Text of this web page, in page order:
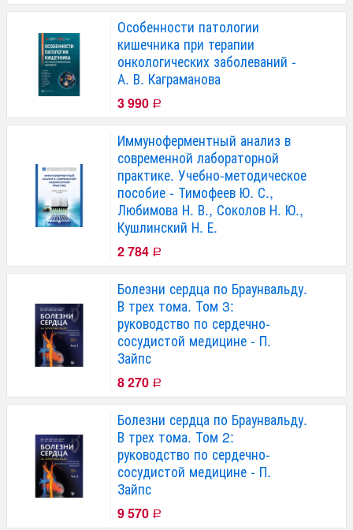
Особенности патологии
кишечника при терапии
онкологических заболеваний -
А. В. Каграманова
3 990 Р
Иммуноферментный анализ в
современной лабораторной
практике. Учебно-методическое
пособие - Тимофеев Ю. С.,
Любимова Н. В., Соколов Н. Ю.,
Кушлинский Н. Е.
2 784 Р
Болезни сердца по Браунвальду.
В трех тома. Том 3:
руководство по сердечно-
сосудистой медицине - П.
Зайпс
8 270 Р
Болезни сердца по Браунвальду.
В трех тома. Том 2:
руководство по сердечно-
сосудистой медицине - П.
Зайпс
9 570 Р